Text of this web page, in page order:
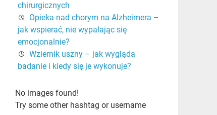
chirurgicznych
Opieka nad chorym na Alzheimera –
jak wspierać, nie wypalając się
emocjonalnie?
Wziernik uszny – jak wygląda
badanie i kiedy się je wykonuje?
No images found!
Try some other hashtag or username